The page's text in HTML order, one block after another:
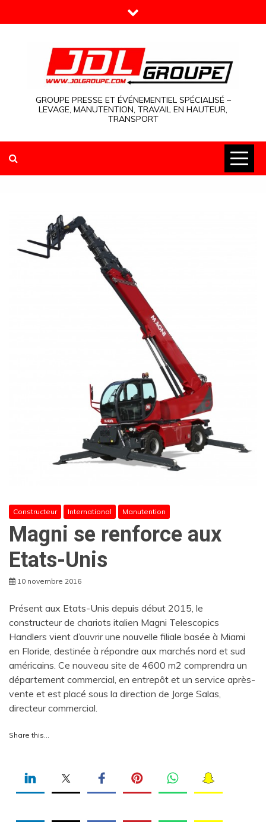
to
GROUPE PRESSE ET ÉVÉNEMENTIEL SPÉCIALISÉ –
LEVAGE, MANUTENTION, TRAVAIL EN HAUTEUR,
TRANSPORT
Constructeur International Manutention
Magni se renforce aux
Etats-Unis
10 novembre 2016
Présent aux Etats-Unis depuis début 2015, le
constructeur de chariots italien Magni Telescopics
Handlers vient d’ouvrir une nouvelle filiale basée à Miami
en Floride, destinée à répondre aux marchés nord et sud
américains. Ce nouveau site de 4600 m2 comprendra un
département commercial, en entrepôt et un service après-
vente et est placé sous la direction de Jorge Salas,
directeur commercial.
Share this…